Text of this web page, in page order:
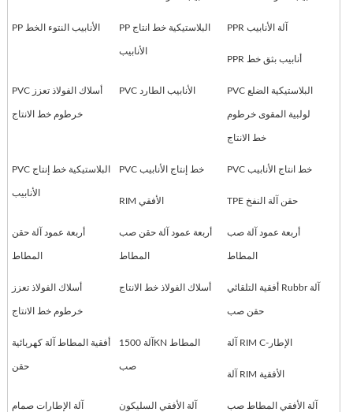
PP الأنابيب النتوء الخط PP البلاستيكية خط انتاج
الأنابيب
PPR آلة الأنابيب
PPR أنابيب بثق خط
PVC أسلاك الفولاذ تعزز
خرطوم خط الانتاج
PVC الأنابيب الطارد PVC البلاستيكية الضلع
لولبية المقوى خرطوم
خط الانتاج
PVC البلاستيكية خط إنتاج
الأنابيب
PVC خط إنتاج الأنابيب PVC خط انتاج الأنابيب
RIM الأفقي TPE حقن آلة النفخ
أربعة عمود آلة حقن
المطاط
أربعة عمود آلة حقن صب
المطاط
أربعة عمود آلة صب
المطاط
أسلاك الفولاذ تعزز
خرطوم خط الانتاج
أسلاك الفولاذ خط الانتاج أفقية التلقائي Rubbr آلة
حقن صب
أفقية المطاط آلة كهربائية
حقن
آلة 1500KN المطاط
صب
آلة RIM C-الإطار
آلة RIM الأفقية
آلة الإطارات صمام آلة الأفقي السليكون آلة الأفقي المطاط صب